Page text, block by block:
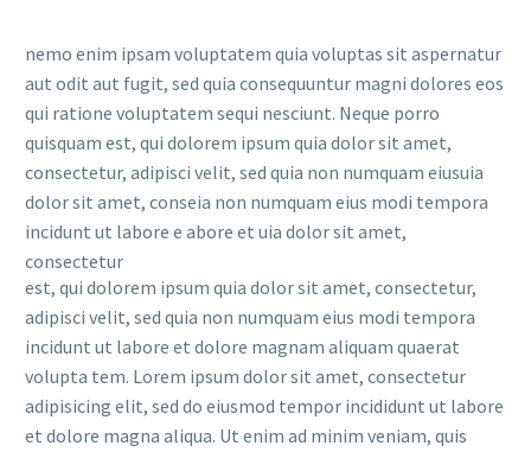
nemo enim ipsam voluptatem quia voluptas sit aspernatur
aut odit aut fugit, sed quia consequuntur magni dolores eos
qui ratione voluptatem sequi nesciunt. Neque porro
quisquam est, qui dolorem ipsum quia dolor sit amet,
consectetur, adipisci velit, sed quia non numquam eiusuia
dolor sit amet, conseia non numquam eius modi tempora
incidunt ut labore e abore et uia dolor sit amet,
consectetur
est, qui dolorem ipsum quia dolor sit amet, consectetur,
adipisci velit, sed quia non numquam eius modi tempora
incidunt ut labore et dolore magnam aliquam quaerat
volupta tem. Lorem ipsum dolor sit amet, consectetur
adipisicing elit, sed do eiusmod tempor incididunt ut labore
et dolore magna aliqua. Ut enim ad minim veniam, quis